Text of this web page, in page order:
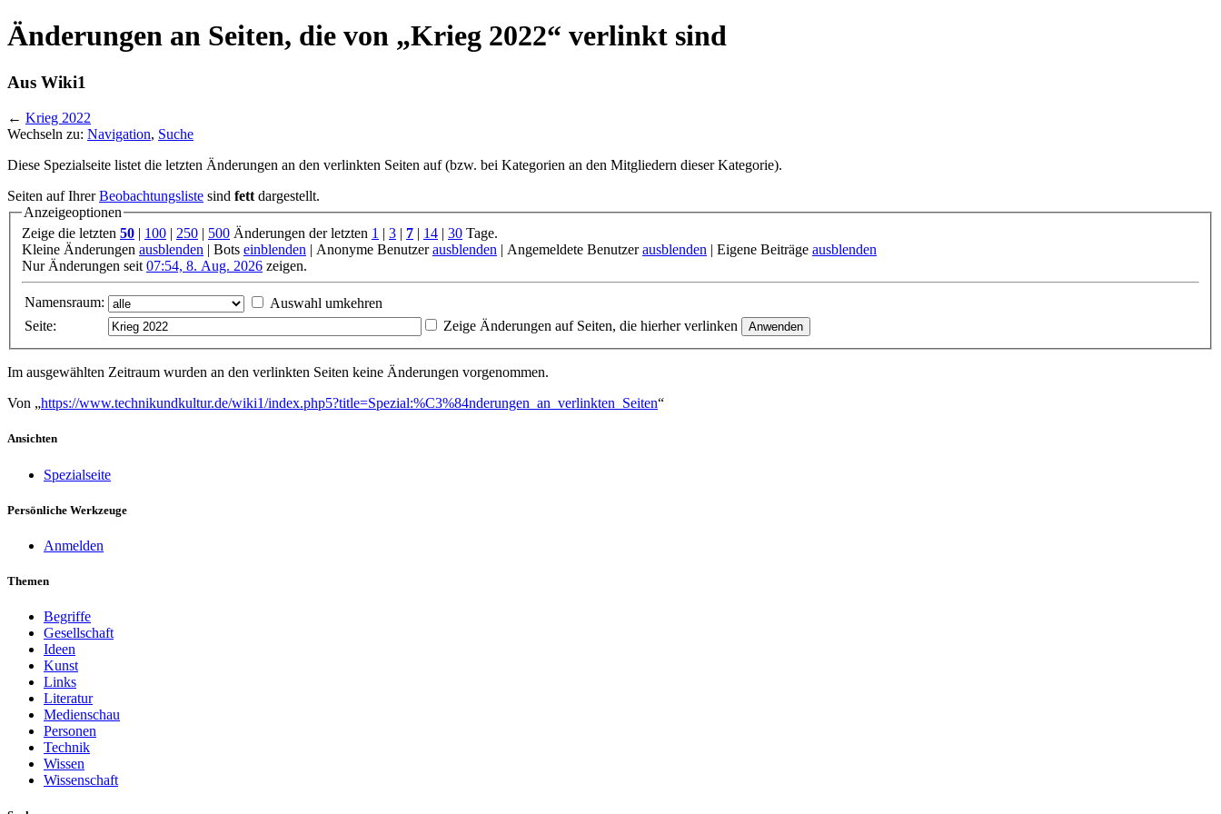
Änderungen an Seiten, die von „Krieg 2022“ verlinkt sind
Aus Wiki1
← Krieg 2022
Wechseln zu: Navigation, Suche
Diese Spezialseite listet die letzten Änderungen an den verlinkten Seiten auf (bzw. bei Kategorien an den Mitgliedern dieser Kategorie).
Seiten auf IhrerBeobachtungsliste sind fett dargestellt.
Anzeigeoptionen
Zeige die letzten 50 | 100 | 250 | 500 Änderungen der letzten 1 | 3 | 7 | 14 | 30 Tage.
Kleine Änderungen ausblenden | Bots einblenden | Anonyme Benutzerausblenden | Angemeldete Benutzerausblenden | Eigene Beiträge ausblenden
Nur Änderungen seit 07:54, 8. Aug. 2026 zeigen.
Namensraum:
Auswahl umkehren
Seite:
Zeige Änderungen auf Seiten, die hierher verlinken
Im ausgewählten Zeitraum wurden an den verlinkten Seiten keine Änderungen vorgenommen.
Von „https://www.technikundkultur.de/wiki1/index.php5?title=Spezial:%C3%84nderungen_an_verlinkten_Seiten“
Ansichten
Spezialseite
Persönliche Werkzeuge
Anmelden
Themen
Begriffe
Gesellschaft
Ideen
Kunst
Links
Literatur
Medienschau
Personen
Technik
Wissen
Wissenschaft